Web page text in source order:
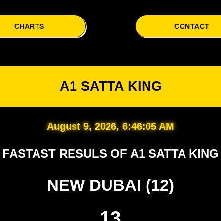
CHARTS CONTACT
A1 SATTA KING
August 9, 2026, 6:46:06 AM
FASTAST RESULS OF A1 SATTA KING
NEW DUBAI (12)